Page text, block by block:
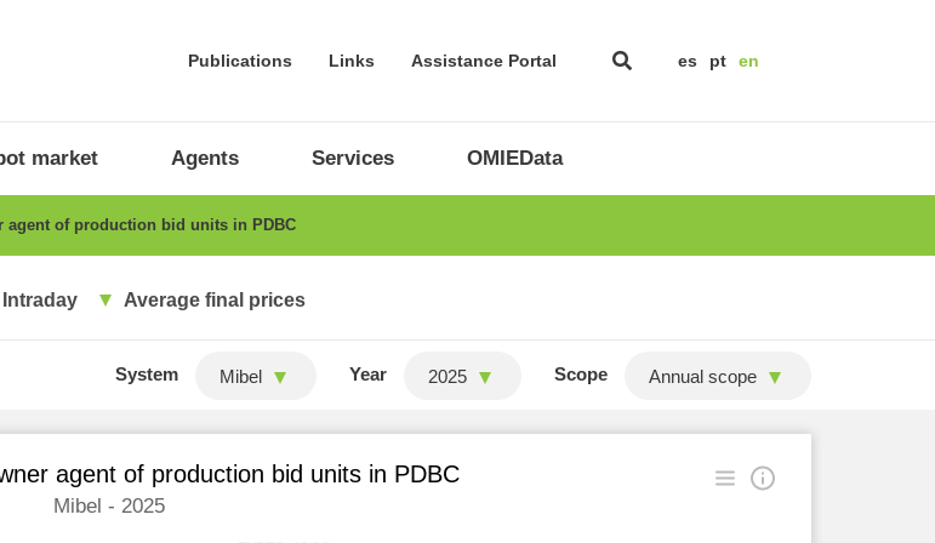
Publications Links Assistance Portal es pt en
market Agents Services OMIEData
agent of production bid units in PDBC
Average final prices
System Mibel Year 2025 Scope Annual scope
agent of production bid units in PDBC
Mibel - 2025